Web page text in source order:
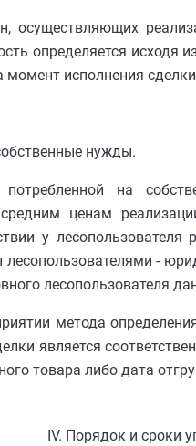
осуществляющих
определяется исходя
исполнения
нужды.
на
ценам
у
-
лесопользователя
метода
является
товара либо дата
IV. Порядок и сроки